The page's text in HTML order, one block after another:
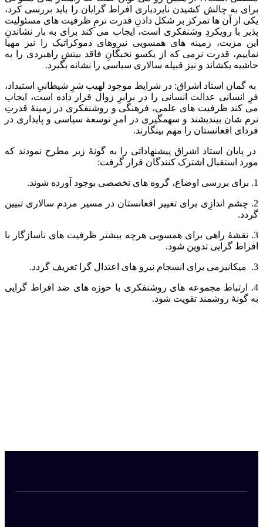
برای به چالش کشیدن نابردباری افراط گرایان را باید بررسی کرد،
یکی از آن ها تمرکز بر شکل دادنِ قدرت نرمِ ظرفیت های مسئولیت
پذیر با رویکردِ وشنفکری است، ایجاب می کند برای به بار نشاندنِ
این مزیت، زمینه های همسویی نیروهای دموکراتیک را نیز مهیا
نماییم، قدرت نرمی که از یکسو نخبگانِ فاقد بینشِ راهبردی را به
حاشیه بکشاند و نیز قبیله سالاری سیاسی را نشانه بگیرد.
به گمان استاد اشراق: در شرایط موجود لهیب شرِ شیطانیِ استبداد،
فرِ انسانی عدالت انسانی را در برابرِ زوال قرار داده است، ایجاب
می کند ظرفیت های علمی، فرهنگی و روشنفکری در زمینۀ قدرتِ
نرم شان بیندیشند و سهمگیری در امرِ توسعة سیاسی و پایداری در
فردای افغانستان را مهم بینگارند.
در پایان استاد اشراق پیشنهاداتی را به گونۀ زیر مطرح نمودند که
مورد استقبال اشترک کنندگان قرار گرفت:
1. برای بررسی اوضاع، گروه های تخصصی بوجود آورده شوند.
2. چشم اندازِی برای تغییر افغانستان در مسیر مردم سالاری تبیین
گردد.
3. نقشۀ راهی برای همسویی هرچه بیشتر ظرفیت های ناسازگار با
افراط گرایی تدوین شود.
3. میکانیزمی برای انسجام نیرو های اعتدال گرا تعریف گردد.
4. ارتباط مجموعه های روشنفکری با حوزه های ضد افراط گرایی
به گونۀ روشمند تقویت شود.